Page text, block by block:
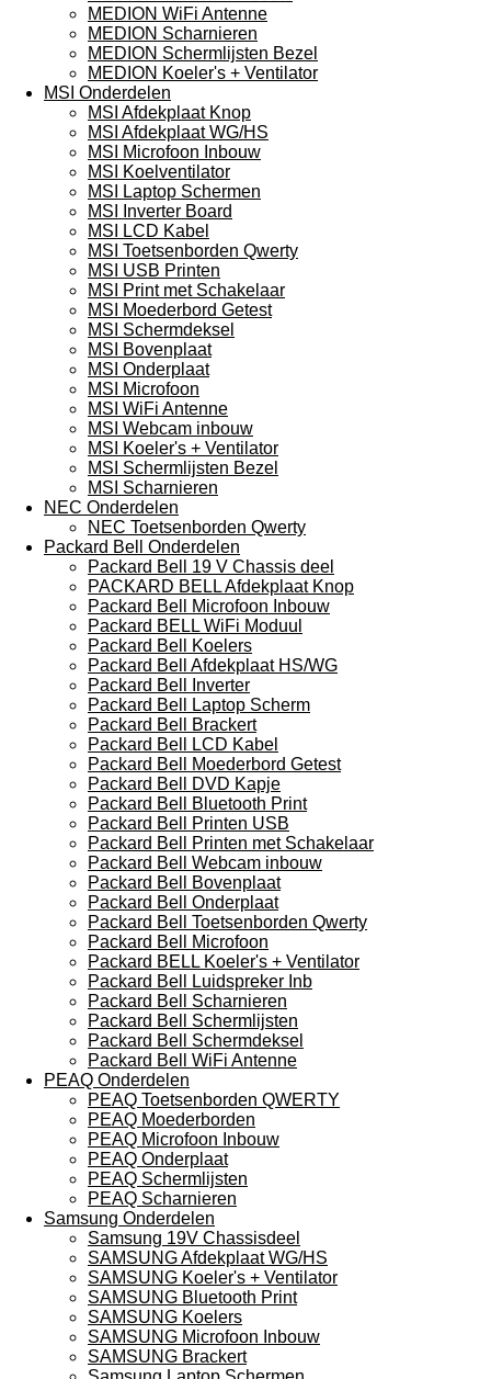
MEDION WiFi Antenne
MEDION Scharnieren
MEDION Schermlijsten Bezel
MEDION Koeler's + Ventilator
MSI Onderdelen
MSI Afdekplaat Knop
MSI Afdekplaat WG/HS
MSI Microfoon Inbouw
MSI Koelventilator
MSI Laptop Schermen
MSI Inverter Board
MSI LCD Kabel
MSI Toetsenborden Qwerty
MSI USB Printen
MSI Print met Schakelaar
MSI Moederbord Getest
MSI Schermdeksel
MSI Bovenplaat
MSI Onderplaat
MSI Microfoon
MSI WiFi Antenne
MSI Webcam inbouw
MSI Koeler's + Ventilator
MSI Schermlijsten Bezel
MSI Scharnieren
NEC Onderdelen
NEC Toetsenborden Qwerty
Packard Bell Onderdelen
Packard Bell 19 V Chassis deel
PACKARD BELL Afdekplaat Knop
Packard Bell Microfoon Inbouw
Packard BELL WiFi Moduul
Packard Bell Koelers
Packard Bell Afdekplaat HS/WG
Packard Bell Inverter
Packard Bell Laptop Scherm
Packard Bell Brackert
Packard Bell LCD Kabel
Packard Bell Moederbord Getest
Packard Bell DVD Kapje
Packard Bell Bluetooth Print
Packard Bell Printen USB
Packard Bell Printen met Schakelaar
Packard Bell Webcam inbouw
Packard Bell Bovenplaat
Packard Bell Onderplaat
Packard Bell Toetsenborden Qwerty
Packard Bell Microfoon
Packard BELL Koeler's + Ventilator
Packard Bell Luidspreker Inb
Packard Bell Scharnieren
Packard Bell Schermlijsten
Packard Bell Schermdeksel
Packard Bell WiFi Antenne
PEAQ Onderdelen
PEAQ Toetsenborden QWERTY
PEAQ Moederborden
PEAQ Microfoon Inbouw
PEAQ Onderplaat
PEAQ Schermlijsten
PEAQ Scharnieren
Samsung Onderdelen
Samsung 19V Chassisdeel
SAMSUNG Afdekplaat WG/HS
SAMSUNG Koeler's + Ventilator
SAMSUNG Bluetooth Print
SAMSUNG Koelers
SAMSUNG Microfoon Inbouw
SAMSUNG Brackert